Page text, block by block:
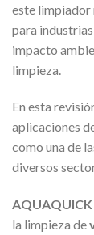
este limpiador
para
impacto
limpieza.
En esta
aplicaciones
como una de
diversos
AQUAQUICK
la limpieza de